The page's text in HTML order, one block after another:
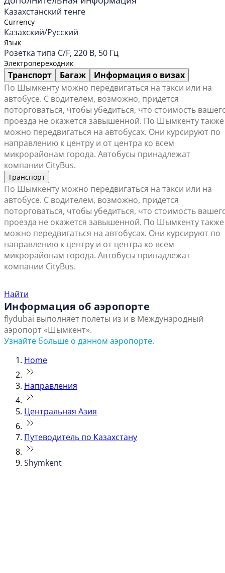
Казахстанский тенге
Currency
Казахский/Русский
Язык
Розетка типа C/F, 220 В, 50 Гц
Электропереходник
Транспорт Багаж
Информация о визах
По Шымкенту можно передвигаться на такси или на
автобусе. С водителем, возможно, придется
поторговаться, чтобы убедиться, что стоимость
проезда не окажется завышенной. По Шымкенту также
можно передвигаться на автобусах. Они курсируют по
направлению к центру и от центра ко всем
микрорайонам города. Автобусы принадлежат
компании CityBus.
Транспорт
По Шымкенту можно передвигаться на такси или на
автобусе. С водителем, возможно, придется
поторговаться, чтобы убедиться, что стоимость
проезда не окажется завышенной. По Шымкенту также
можно передвигаться на автобусах. Они курсируют по
направлению к центру и от центра ко всем
микрорайонам города. Автобусы принадлежат
компании CityBus.
Найти
Информация об аэропорте
flydubai выполняет полеты из и в Международный
аэропорт «Шымкент».
Узнайте больше о данном аэропорте.
Home
Направления
Центральная Азия
Путеводитель по Казахстану
Shymkent